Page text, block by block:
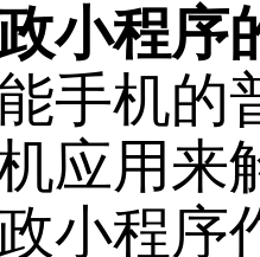
小程序
手机的
应用来
小程序